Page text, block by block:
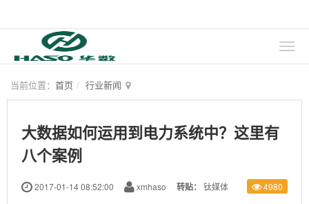
当前位置： 首页 行业新闻
大数据如何运用到电力系统中？这里有
八个案例
2017-01-14 08:52:00 xmhaso 转贴： 钛媒体 4980